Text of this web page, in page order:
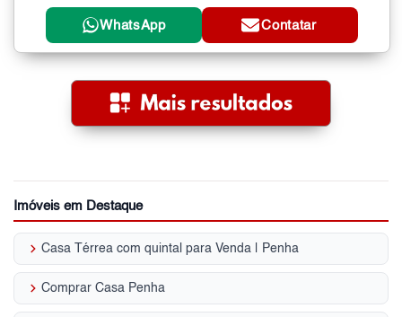
WhatsApp Contatar
Imóveis em Destaque
keyboard_arrow_right Casa Térrea com quintal para Venda | Penha
keyboard_arrow_right Comprar Casa Penha